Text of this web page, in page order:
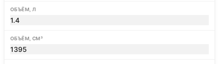
ОБЪЁМ, Л
1.4
ОБЪЁМ, СМ³
1395